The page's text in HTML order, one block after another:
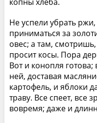
Не успели убрать
приниматься за
овес; а там,
просит косы. Пора
Вот и конопля
ней, доставая
картофель, и яблоки
траву. Все спеет, все
вовремя; даже и